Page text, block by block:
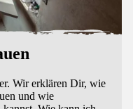
Wir erklären Dir, wie
und wie